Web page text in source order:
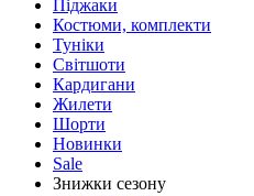
Піджаки
Костюми, комплекти
Туніки
Світшоти
Кардигани
Жилети
Шорти
Новинки
Sale
Знижки сезону